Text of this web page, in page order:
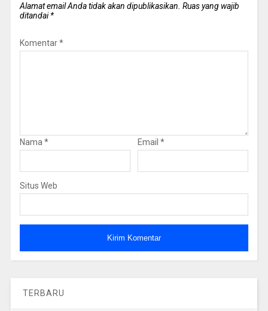
Alamat email Anda tidak akan dipublikasikan. Ruas yang wajib
ditandai*
Komentar*
Nama * Email *
Situs Web
TERBARU